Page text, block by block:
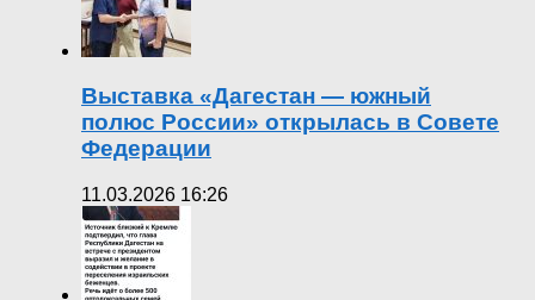
Выставка «Дагестан — южный
полюс России» открылась в Совете
Федерации
11.03.2026 16:26